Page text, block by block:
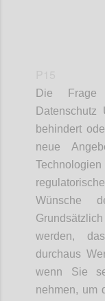
Die
Datenschutz
behindert
neue
Wünsche
werden,
durchaus
wenn Sie
nehmen, um